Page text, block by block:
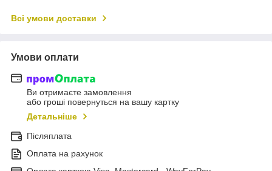
Всі умови доставки
Умови оплати
Ви отримаєте замовлення
або гроші повернуться на вашу картку
Детальніше
Післяплата
Оплата на рахунок